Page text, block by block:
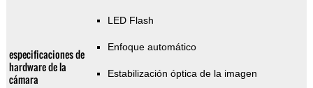
especificaciones de
hardware de la
cámara
LED Flash
Enfoque automático
Estabilización óptica de la imagen